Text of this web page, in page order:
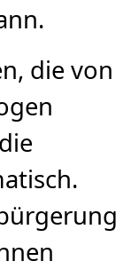
die von